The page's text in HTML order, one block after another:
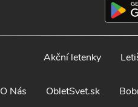
Akční letenky
O Nás ObletSvet.sk